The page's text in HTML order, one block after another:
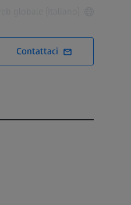
Contattaci